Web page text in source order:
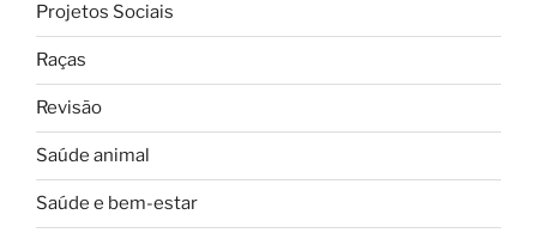
Projetos Sociais
Raças
Revisão
Saúde animal
Saúde e bem-estar